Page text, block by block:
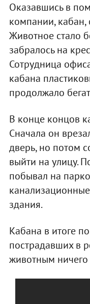
Оказавшись в
компании, кабан,
Животное стало
забралось на
Сотрудница
кабана
продолжало
В конце концов
Сначала он
дверь, но потом
выйти на улицу.
побывал на
здания.
Кабана в итоге
пострадавших в
животным